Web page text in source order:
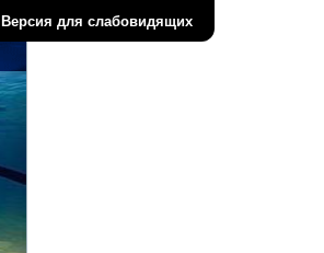
Версия для слабовидящих